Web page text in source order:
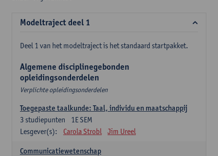
Modeltraject deel 1
Deel 1 van het modeltraject is het standaard startpakket.
Algemene disciplinegebonden
opleidingsonderdelen
Verplichte opleidingsonderdelen
Toegepaste taalkunde: Taal, individu en maatschappij
1E SEM
3 studiepunten
Lesgever(s):
Carola Strobl Jim Ureel
Communicatiewetenschap